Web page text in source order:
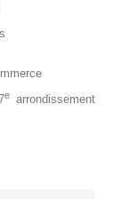
earrondissement